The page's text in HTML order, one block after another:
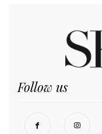
Follow us